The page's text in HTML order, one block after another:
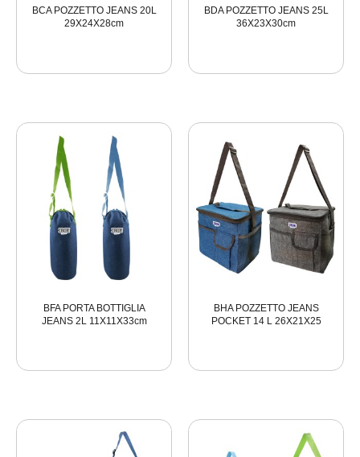
BCA POZZETTO JEANS 20L
29X24X28cm
BDA POZZETTO JEANS 25L
36X23X30cm
BFA PORTA BOTTIGLIA
JEANS 2L 11X11X33cm
BHA POZZETTO JEANS
POCKET 14 L 26X21X25